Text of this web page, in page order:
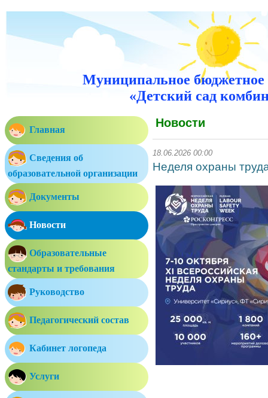
Муниципальное бюджетное
«Детский сад
Главная
Сведения об
образовательной организации
Документы
Новости
Образовательные
стандарты и требования
Руководство
Педагогический состав
Кабинет логопеда
Услуги
Новости
18.06.2026 00:00
Неделя охраны